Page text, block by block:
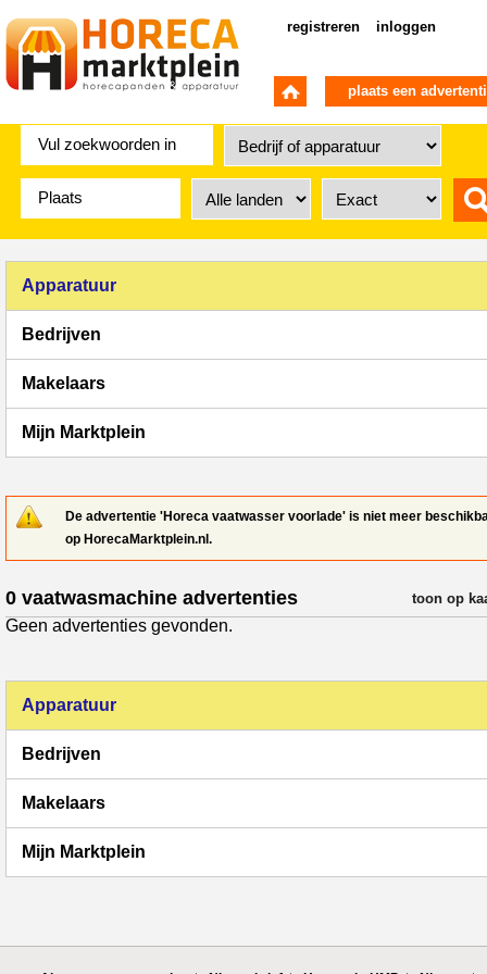
registreren inloggen
plaats een
Apparatuur
Bedrijven
Makelaars
Mijn Marktplein
De advertentie 'Horeca vaatwasser voorlade' is niet meer
op HorecaMarktplein.nl.
0 vaatwasmachine advertenties verfijn
toon op
Geen advertenties gevonden.
Apparatuur
Bedrijven
Makelaars
Mijn Marktplein